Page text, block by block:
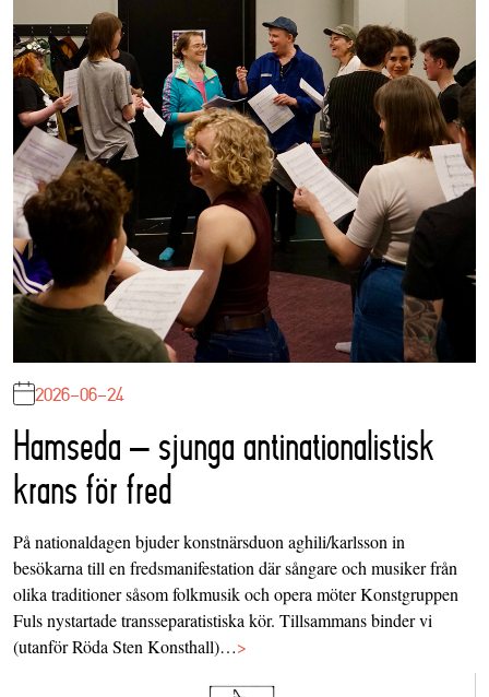
2026-06-24
Hamseda – sjunga antinationalistisk
krans för fred
På nationaldagen bjuder konstnärsduon aghili/karlsson in
besökarna till en fredsmanifestation där sångare och musiker från
olika traditioner såsom folkmusik och opera möter Konstgruppen
Fuls nystartade transseparatistiska kör. Tillsammans binder vi
(utanför Röda Sten Konsthall)…>